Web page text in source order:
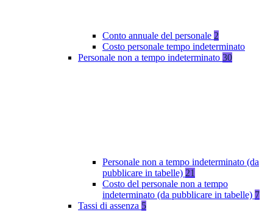
Conto annuale del personale 2
Costo personale tempo indeterminato
Personale non a tempo indeterminato 30
Personale non a tempo indeterminato (da
pubblicare in tabelle) 21
Costo del personale non a tempo
indeterminato (da pubblicare in tabelle) 7
Tassi di assenza 5